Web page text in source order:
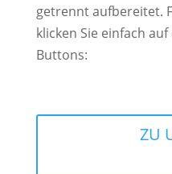
getrennt aufbereitet.
klicken Sie einfach
Buttons:
ZU